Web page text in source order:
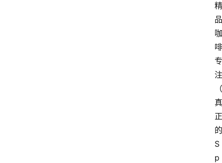
精
品
咖
啡
专
注
（
真
正
的
S
p